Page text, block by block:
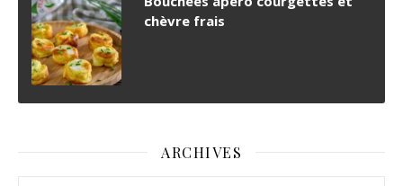
chèvre frais
ARCHIVES